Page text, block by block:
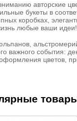
авторские
букеты в
коробках,
любые ваши идеи!
важного события:
цветов,